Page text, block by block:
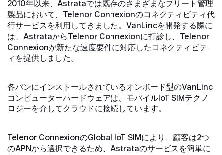
2010年以来、Astrataでは既存のさまざまなフリート管理
製品において、Telenor Connexionのコネクティビティ代
行サービスを利用してきました。VanLincを開発する際に
は、AstrataからTelenor Connexionに打診し、Telenor
Connexionが新たな速度要件に対応したコネクティビテ
ィを提供しました。
各バンにインストールされているオンボード型のVanLinc
コンピューターハードウェアは、モバイルIoT SIMテクノ
ロジーを介してクラウドに接続しています。
Telenor ConnexionのGlobal IoT SIMにより、顧客は2つ
のAPNから選択できるため、Astrataのサービスを簡単に